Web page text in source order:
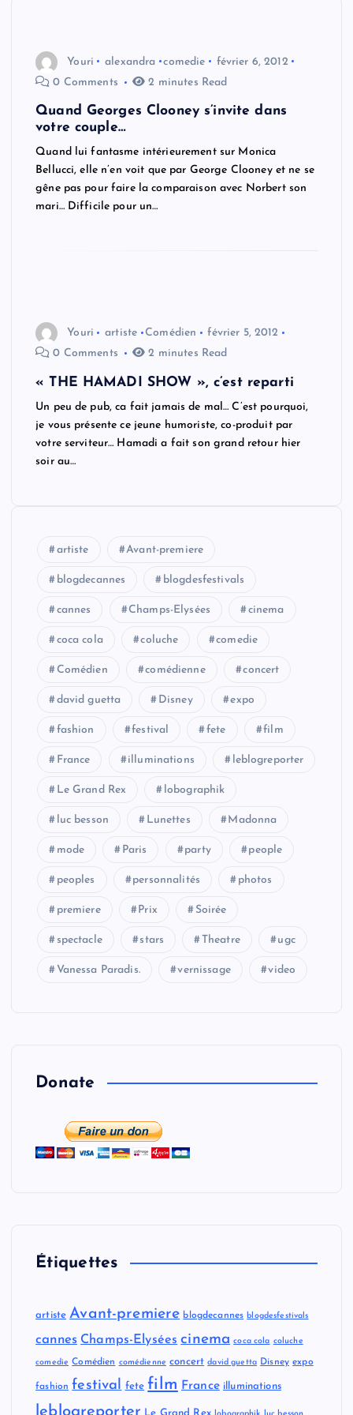
Youri alexandra comedie
février 6, 2012
0 Comments
2 minutes Read
Quand Georges Clooney s’invite dans
votre couple…
Quand lui fantasme intérieurement sur Monica
Bellucci, elle n’en voit que par George Clooney et ne se
gêne pas pour faire la comparaison avec Norbert son
mari… Difficile pour un…
Youri artiste Comédien
février 5, 2012
0 Comments
2 minutes Read
« THE HAMADI SHOW », c’est reparti
Un peu de pub, ca fait jamais de mal… C’est pourquoi,
je vous présente ce jeune humoriste, co-produit par
votre serviteur… Hamadi a fait son grand retour hier
soir au…
artiste Avant-premiere
blogdecannes blogdesfestivals
cannes Champs-Elysées cinema
coca cola coluche comedie
Comédien comédienne concert
david guetta Disney expo
fashion festival fete film
France illuminations leblogreporter
Le Grand Rex lobographik
luc besson Lunettes Madonna
mode Paris party people
peoples personnalités photos
premiere Prix Soirée
spectacle stars Theatre ugc
Vanessa Paradis. vernissage video
Donate
Étiquettes
artiste Avant-premiere blogdecannes blogdesfestivals
cannes Champs-Elysées cinema coca cola coluche
comedie Comédien comédienne concert david guetta Disney expo
fashion festival fete film France illuminations
leblogreporter Le Grand Rex